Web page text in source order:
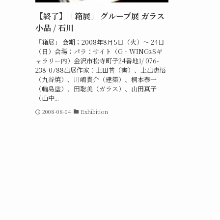
【終了】「箱展」 グループ展 ガラス
小品 / 石川
「箱展」 会期；2008年8月5日（火）～ 24日
（日）会場；パラ：サイト（G‐WINGﾕSギ
ャラリー内）金沢市松寺町子24番地1/ 076-
238-0788出展作家：上田普（書）、上出惠悟
（九谷焼）、川嶋貫介（建築）、桐本泰一
（輪島塗）、田聡美（ガラス）、山田真子
（山中...
2008-08-04 Exhibition